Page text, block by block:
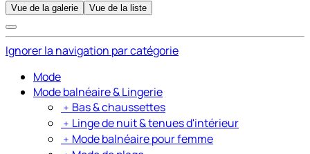
Vue de la galerie Vue de la liste
Ignorer la navigation par catégorie
Mode
Mode balnéaire & Lingerie
﹢ Bas & chaussettes
﹢ Linge de nuit & tenues d'intérieur
﹢ Mode balnéaire pour femme